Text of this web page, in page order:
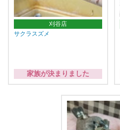
刈谷店
サクラスズメ
家族が決まりました